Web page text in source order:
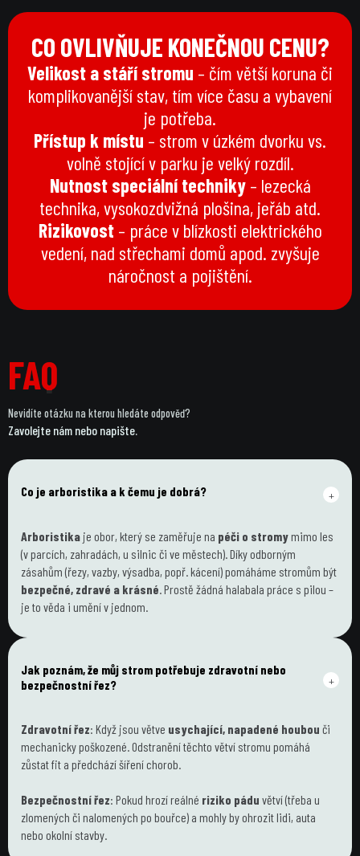
CO OVLIVŇUJE KONEČNOU CENU?
Velikost a stáří stromu – čím větší koruna či
komplikovanější stav, tím více času a vybavení
je potřeba.
Přístup k místu – strom v úzkém dvorku vs.
volně stojící v parku je velký rozdíl.
Nutnost speciální techniky– lezecká
technika, vysokozdvižná plošina, jeřáb atd.
Rizikovost– práce v blízkosti elektrického
vedení, nad střechami domů apod. zvyšuje
náročnost a pojištění.
FAQ
FAQ
Nevidíte otázku na kterou hledáte odpověď?
Zavolejte nám nebo napište.
Co je arboristika a k čemu je dobrá? +
Arboristika je obor, který se zaměřuje na péči o stromy mimo les
(v parcích, zahradách, u silnic či ve městech). Díky odborným
bezpečné, zdravé a krásné . Prostě žádná halabala práce s pilou –
je to věda i umění v jednom.
Jak poznám, že můj strom potřebuje zdravotní nebo
bezpečnostní řez?
+
Zdravotní řez: Když jsou větve usychající, napadené houbou či
mechanicky poškozené. Odstranění těchto větví stromu pomáhá
zůstat fit a předchází šíření chorob.
Bezpečnostní řez: Pokud hrozí reálné riziko pádu větví (třeba u
zlomených či nalomených po bouřce) a mohly by ohrozit lidi, auta
nebo okolní stavby.